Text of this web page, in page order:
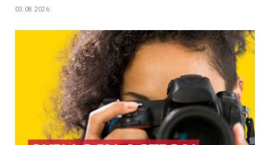
03.08.2026